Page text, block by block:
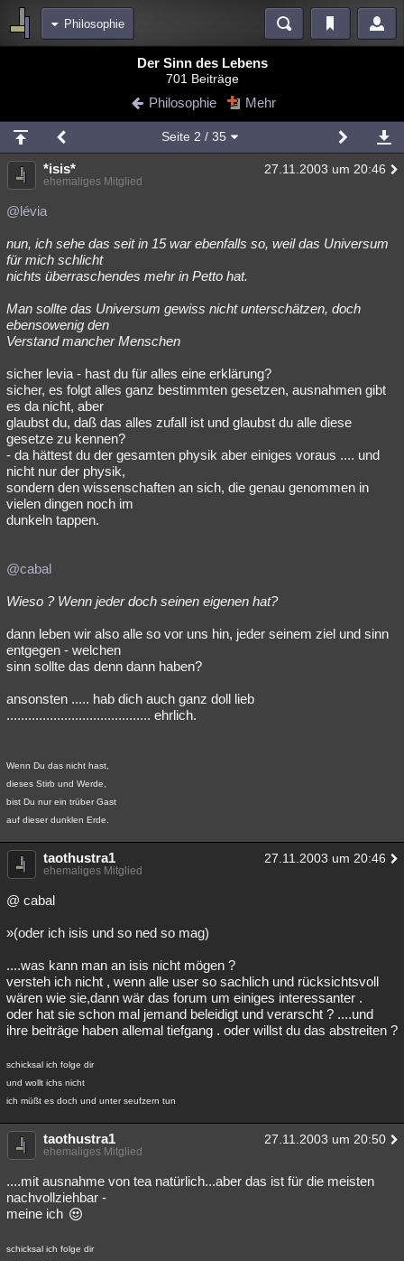
Philosophie
Blogs Videos
Chat Wiki Neuigkeiten
meine Rubriken
Menschen Mystery Kriminalfälle
Spiritualität
Natur Umfragen Unterhaltung
weitere Rubriken
Astronomie Helpdesk
Musik Clash Verbesserungen Allmystery
Übersichten
Besucht Teilgenommen Alle Neue Geschlossen
Lesenswert Schlüsselwörter
Der Sinn des Lebens
701 Beiträge
Philosophie Mehr
Seite 2 / 35
*isis* 27.11.2003 um 20:46
ehemaliges Mitglied
@lévia
nun, ich sehe das seit in 15 war ebenfalls so, weil das Universum
für mich schlicht
nichts überraschendes mehr in Petto hat.
Man sollte das Universum gewiss nicht unterschätzen, doch
ebensowenig den
Verstand mancher Menschen
sicher levia - hast du für alles eine erklärung?
sicher, es folgt alles ganz bestimmten gesetzen, ausnahmen gibt
es da nicht, aber
glaubst du, daß das alles zufall ist und glaubst du alle diese
gesetze zu kennen?
- da hättest du der gesamten physik aber einiges voraus .... und
nicht nur der physik,
sondern den wissenschaften an sich, die genau genommen in
vielen dingen noch im
dunkeln tappen.
@cabal
Wieso ? Wenn jeder doch seinen eigenen hat?
dann leben wir also alle so vor uns hin, jeder seinem ziel und sinn
entgegen - welchen
sinn sollte das denn dann haben?
ansonsten ..... hab dich auch ganz doll lieb
........................................ ehrlich.
Wenn Du das nicht hast,
dieses Stirb und Werde,
bist Du nur ein trüber Gast
auf dieser dunklen Erde.
taothustra1 27.11.2003 um 20:46
ehemaliges Mitglied
@ cabal
»(oder ich isis und so ned so mag)
....was kann man an isis nicht mögen ?
versteh ich nicht , wenn alle user so sachlich und rücksichtsvoll
wären wie sie,dann wär das forum um einiges interessanter .
oder hat sie schon mal jemand beleidigt und verarscht ? ....und
ihre beiträge haben allemal tiefgang . oder willst du das abstreiten ?
schicksal ich folge dir
und wollt ichs nicht
ich müßt es doch und unter seufzern tun
taothustra1 27.11.2003 um 20:50
ehemaliges Mitglied
....mit ausnahme von tea natürlich...aber das ist für die meisten
nachvollziehbar -
meine ich
schicksal ich folge dir